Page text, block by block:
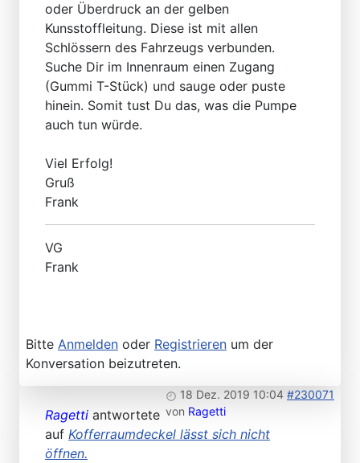
oder Überdruck an der gelben
Kunsstoffleitung. Diese ist mit allen
Schlössern des Fahrzeugs verbunden.
Suche Dir im Innenraum einen Zugang
(Gummi T-Stück) und sauge oder puste
hinein. Somit tust Du das, was die Pumpe
auch tun würde.
Viel Erfolg!
Gruß
Frank
VG
Frank
Bitte Anmelden oder Registrieren um der
Konversation beizutreten.
18 Dez. 2019 10:04 #230071
von Ragetti
Ragetti antwortete
auf Kofferraumdeckel lässt sich nicht
öffnen.